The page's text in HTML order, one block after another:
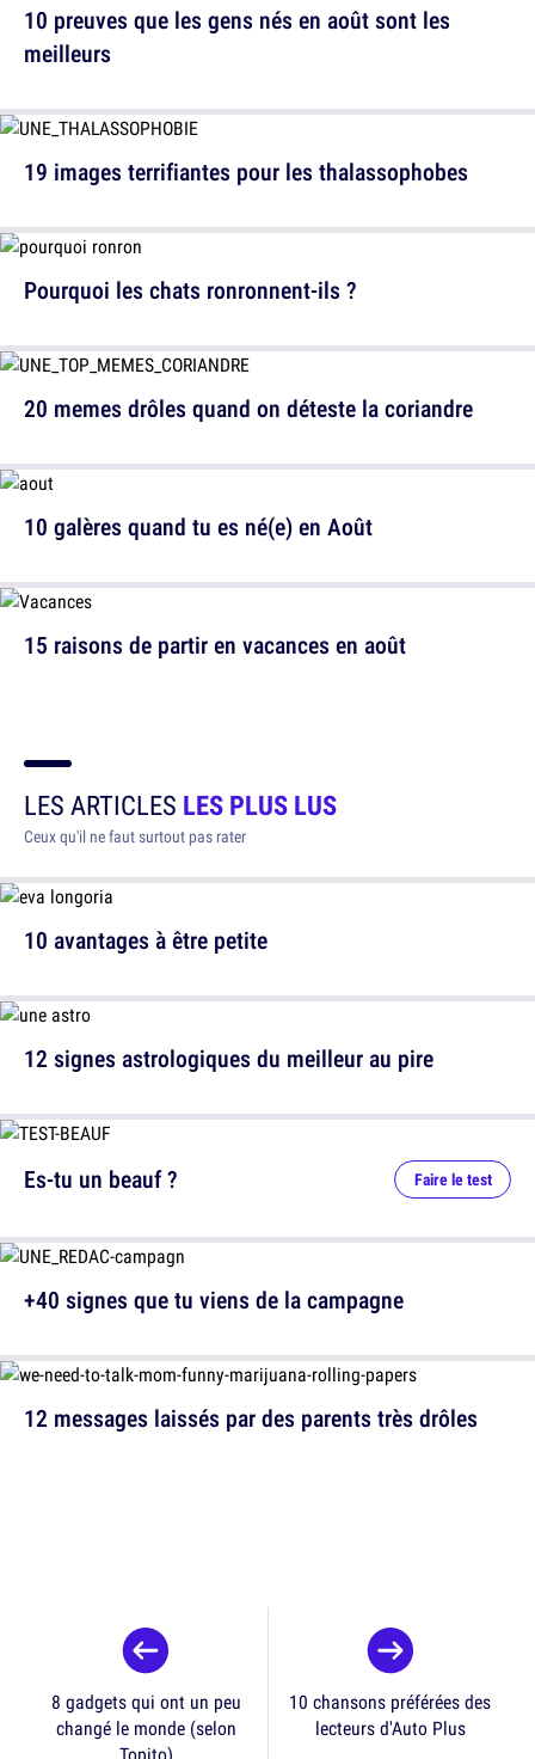
10 preuves que les gens nés en août sont les
meilleurs
Pourquoi les chats ronronnent-ils ?
10 galères quand tu es né(e) en Août
19 images terrifiantes pour les thalassophobes
20 memes drôles quand on déteste la coriandre
15 raisons de partir en vacances en août
LES ARTICLES LES PLUS LUS
Ceux qu'il ne faut surtout pas rater
10 avantages à être petite
12 signes astrologiques du meilleur au pire
12 messages laissés par des parents très drôles
Es-tu un beauf ? Faire le test
+40 signes que tu viens de la campagne
8 gadgets qui ont un peu
changé le monde (selon
10 chansons préférées des
lecteurs d'Auto Plus